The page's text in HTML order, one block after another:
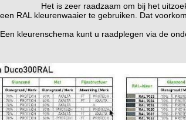
Het is zeer raadzaam om bij het
RAL kleurenwaaier te gebruiken. Dat
Een kleurenschema kunt u raadplegen via de